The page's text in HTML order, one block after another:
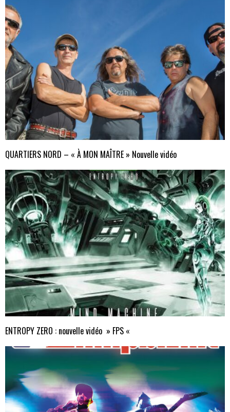
QUARTIERS NORD – « À MON MAÎTRE » Nouvelle vidéo
ENTROPY ZERO : nouvelle vidéo » FPS «